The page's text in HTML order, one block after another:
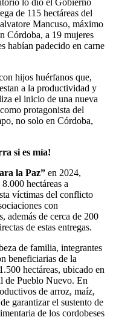
lo dio el Gobierno
de 115 hectáreas del
Mancuso, máximo
Córdoba, a 19 mujeres
habían padecido en carne
hijos huérfanos que,
a la productividad y
el inicio de una nueva
protagonista del
no solo en Córdoba,
si es mía!
la Paz” en 2024,
hectáreas a
víctimas del conflicto
con
además de cerca de 200
de estas entregas.
de familia, integrantes
beneficiarias de la
hectáreas, ubicado en
de Pueblo Nuevo. En
de arroz, maíz,
garantizar el sustento de
de los cordobeses